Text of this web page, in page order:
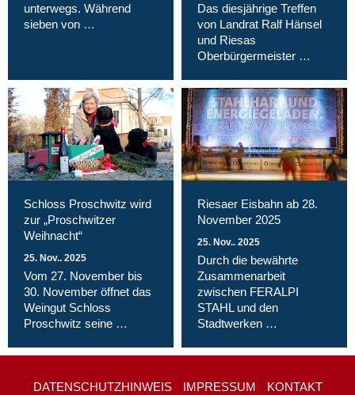
unterwegs. Während
sieben von …
Das diesjährige Treffen
von Landrat Ralf Hänsel
und Riesas
Oberbürgermeister …
Schloss Proschwitz wird
zur „Proschwitzer
Weihnacht“
25. Nov.. 2025
Vom 27. November bis
30. November öffnet das
Weingut Schloss
Proschwitz seine …
Riesaer Eisbahn ab 28.
November 2025
25. Nov.. 2025
Durch die bewährte
Zusammenarbeit
zwischen FERALPI
STAHL und den
Stadtwerken …
DATENSCHUTZHINWEIS IMPRESSUM
KONTAKT